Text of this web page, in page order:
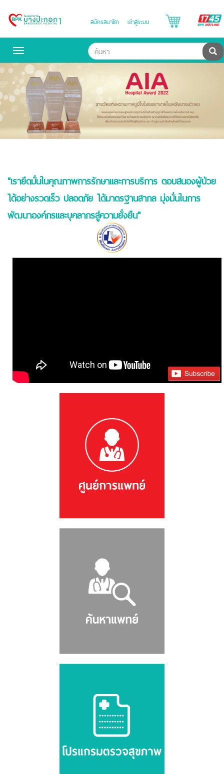
Bangpakok
สมัครสมาชิก เข้าสู่ระบบ
Toggle
navigation
ค้
"เรายึดมั่นในคุณภาพการรักษาและการบริการ ตอบสนองผู้ป่วย
ได้อย่างรวดเร็ว ปลอดภัย ได้มาตรฐานสากล มุ่งมั่นในการ
พัฒนาองค์กรและบุคลากรสู่ความยั่งยืน"